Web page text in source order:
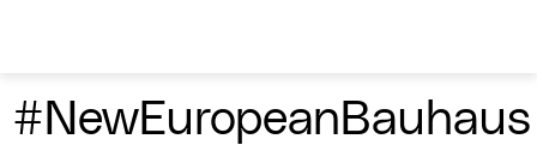
#NewEuropeanBauhaus